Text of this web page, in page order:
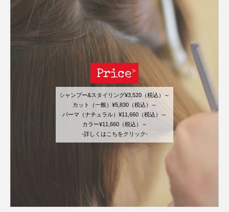
Price
シャンプー&スタイリング¥3,520（税込）～
カット（一般）¥5,830（税込）～
パーマ（ナチュラル）¥11,660（税込）～
カラー¥11,660（税込）～
-詳しくはこちをクリック-